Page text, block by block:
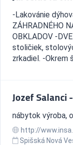
-Lakovánie
ZÁHRADNÉHO
OBKLADOV -
stoličiek,
zrkadiel. -Okrem
Jozef Salanci
nábytok výroba,
http://
Spišská Nová